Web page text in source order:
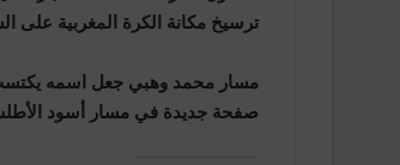
ترسيخ مكانة الكرة المغربية على
مسار محمد وهبي جعل اسمه
صفحة جديدة في مسار أسود